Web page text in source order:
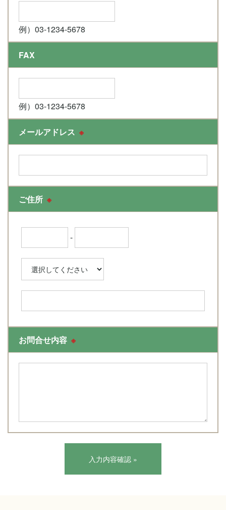
例）03-1234-5678
FAX
例）03-1234-5678
メールアドレス ※
ご住所 ※
-
お問合せ内容 ※